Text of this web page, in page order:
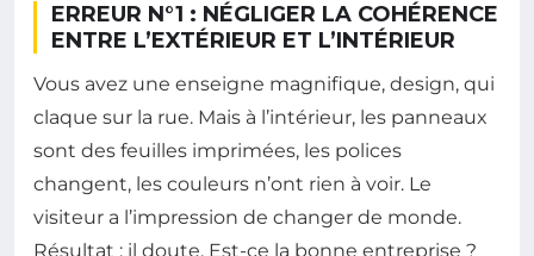
ERREUR N°1 : NÉGLIGER LA COHÉRENCE
ENTRE L’EXTÉRIEUR ET L’INTÉRIEUR
Vous avez une enseigne magnifique, design, qui
claque sur la rue. Mais à l’intérieur, les panneaux
sont des feuilles imprimées, les polices
changent, les couleurs n’ont rien à voir. Le
visiteur a l’impression de changer de monde.
Résultat : il doute. Est-ce la bonne entreprise ?